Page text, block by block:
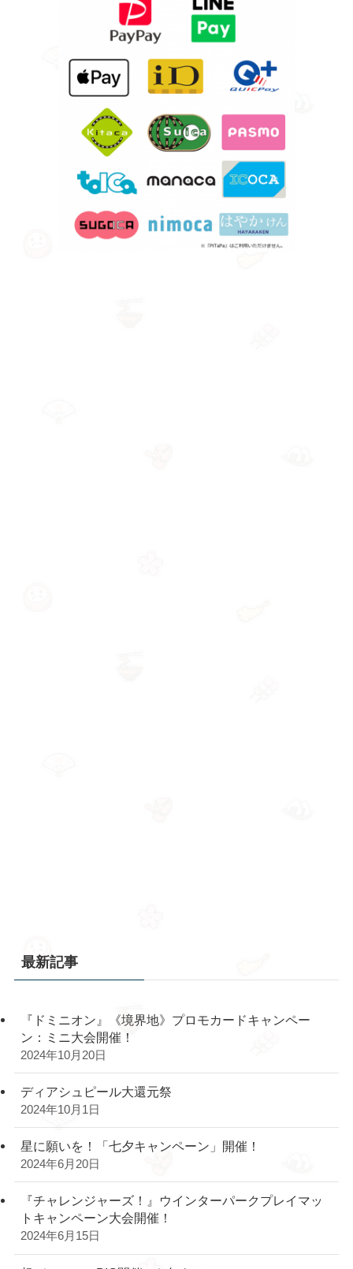
最新記事
『ドミニオン』《境界地》プロモカードキャンペー
ン：ミニ大会開催！
2024年10月20日
ディアシュピール大還元祭
2024年10月1日
星に願いを！「七夕キャンペーン」開催！
2024年6月20日
『チャレンジャーズ！』ウインターパークプレイマッ
トキャンペーン大会開催！
2024年6月15日